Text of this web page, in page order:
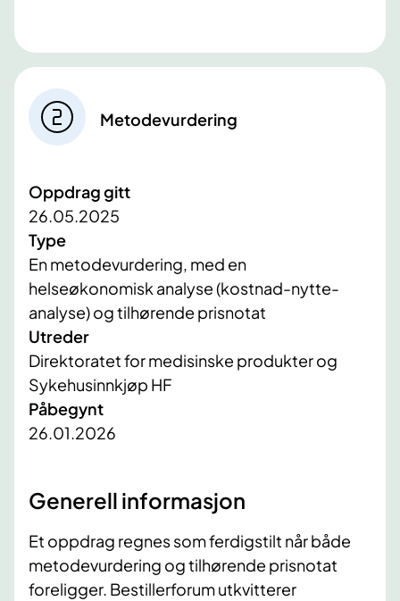
Metodevurdering
Oppdrag gitt
26.05.2025
Type
En metodevurdering, med en
helseøkonomisk analyse (kostnad-nytte-
analyse) og tilhørende prisnotat
Utreder
Direktoratet for medisinske produkter og
Sykehusinnkjøp HF
Påbegynt
26.01.2026
Generell informasjon
Et oppdrag regnes som ferdigstilt når både
metodevurdering og tilhørende prisnotat
foreligger. Bestillerforum utkvitterer